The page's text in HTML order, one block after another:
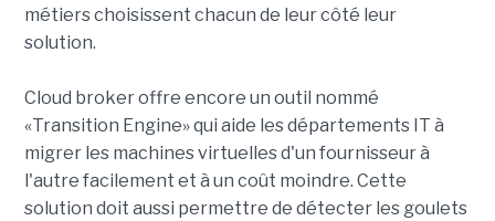
métiers choisissent chacun de leur côté leur
solution.
Cloud broker offre encore un outil nommé
«Transition Engine» qui aide les départements IT à
migrer les machines virtuelles d'un fournisseur à
l'autre facilement et à un coût moindre. Cette
solution doit aussi permettre de détecter les goulets